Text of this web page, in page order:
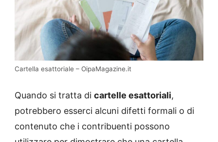
Cartella esattoriale – OipaMagazine.it
Quando si tratta di cartelle esattoriali,
potrebbero esserci alcuni difetti formali o di
contenuto che i contribuenti possono